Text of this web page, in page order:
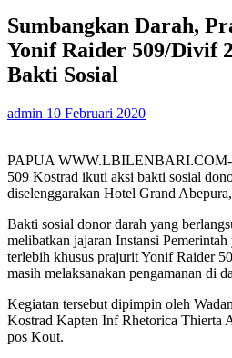
Sumbangkan Darah,
Yonif Raider 509/Divif
Bakti Sosial
admin 10 Februari 2020
PAPUA WWW.LBILENBARI.COM-
509 Kostrad ikuti aksi bakti sosial
diselenggarakan Hotel Grand
Bakti sosial donor darah yang
melibatkan jajaran Instansi
terlebih khusus prajurit Yonif Raider
masih melaksanakan pengamanan di
Kegiatan tersebut dipimpin oleh
Kostrad Kapten Inf Rhetorica Thierta
pos Kout.